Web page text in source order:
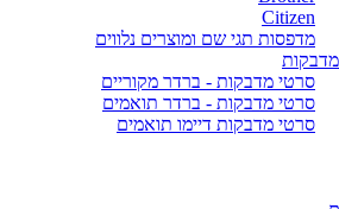
Citizen
מדפסות תגי שם ומוצרים נלווים
סרטי מדבקות - ברדר מקוריים
סרטי מדבקות - ברדר תואמים
סרטי מדבקות דיימו תואמים